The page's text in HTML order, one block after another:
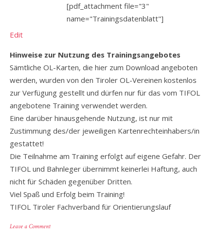
Edit
[pdf_attachment file="3"
name="Trainingsdatenblatt"]
Hinweise zur Nutzung des Trainingsangebotes
Sämtliche OL-Karten, die hier zum Download angeboten
werden, wurden von den Tiroler OL-Vereinen kostenlos
zur Verfügung gestellt und dürfen nur für das vom TIFOL
angebotene Training verwendet werden.
Eine darüber hinausgehende Nutzung, ist nur mit
Zustimmung des/der jeweiligen Kartenrechteinhabers/in
gestattet!
Die Teilnahme am Training erfolgt auf eigene Gefahr. Der
TIFOL und Bahnleger übernimmt keinerlei Haftung, auch
nicht für Schäden gegenüber Dritten.
Viel Spaß und Erfolg beim Training!
TIFOL Tiroler Fachverband für Orientierungslauf
Leave a Commenton